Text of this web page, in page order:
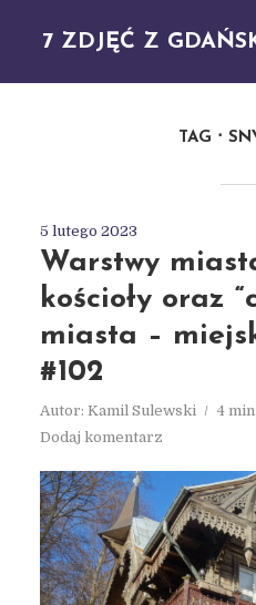
7 ZDJĘĆ Z
TAG
5 lutego 2023
Warstwy
kościoły oraz
miasta –
#102
Autor: Kamil Sulewski
4
Dodaj komentarz